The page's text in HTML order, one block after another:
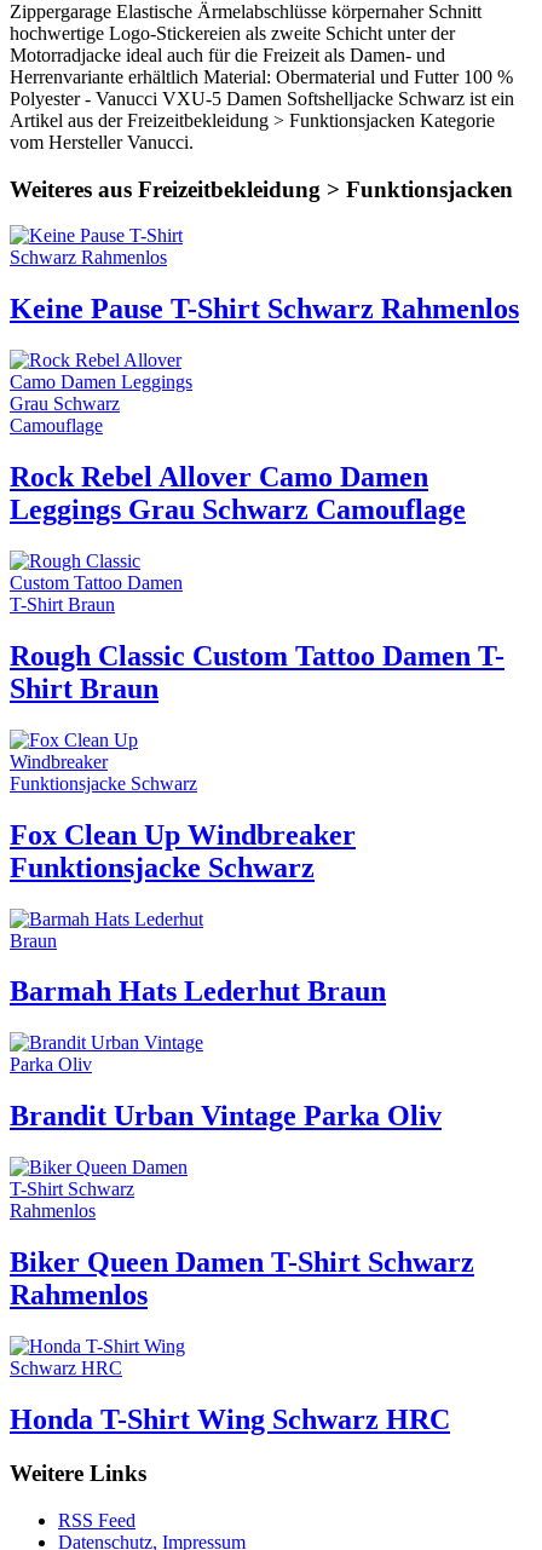
Zippergarage Elastische Ärmelabschlüsse körpernaher Schnitt
hochwertige Logo-Stickereien als zweite Schicht unter der
Motorradjacke ideal auch für die Freizeit als Damen- und
Herrenvariante erhältlich Material: Obermaterial und Futter 100 %
Polyester - Vanucci VXU-5 Damen Softshelljacke Schwarz ist ein
Artikel aus der Freizeitbekleidung > Funktionsjacken Kategorie
vom Hersteller Vanucci.
Weiteres aus Freizeitbekleidung > Funktionsjacken
Keine Pause T-Shirt Schwarz Rahmenlos
Rock Rebel Allover Camo Damen
Leggings Grau Schwarz Camouflage
Rough Classic Custom Tattoo Damen T-
Shirt Braun
Fox Clean Up Windbreaker
Funktionsjacke Schwarz
Barmah Hats Lederhut Braun
Brandit Urban Vintage Parka Oliv
Biker Queen Damen T-Shirt Schwarz
Rahmenlos
Honda T-Shirt Wing Schwarz HRC
Weitere Links
RSS Feed
Datenschutz, Impressum